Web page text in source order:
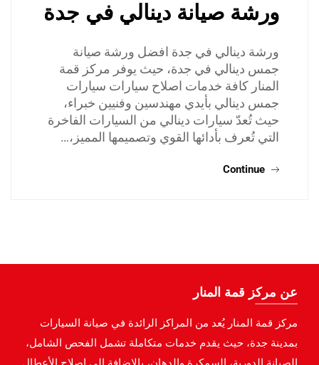
ورشة صيانة دينالي في جدة
ورشة دينالي في جدة افضل ورشة صيانة
جمس دينالي في جدة، حيث يوفر مركز قمة
المنار كافة خدمات اصلاح سيارات سيارات
جمس دينالي بأيدي مهندسين وفنيين خبراء،
حيث تُعدّ سيارات دينالي من السيارات الفاخرة
التي تُعرف بأدائها القوي وتصميمها المميز،…
Continue
عن مركز قمة المنار
مركز قمة المنار يُعد من المراكز الرائدة في صيانة السيارات
بمدينة جدة، حيث يقدم خدمات متكاملة تشمل الفحص الشامل،